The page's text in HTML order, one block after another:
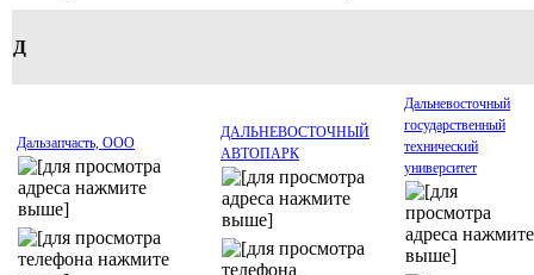
Д
Дальзапчасть, ООО
ДАЛЬНЕВОСТОЧНЫЙ
АВТОПАРК
Дальневосточный
государственный
технический
университет